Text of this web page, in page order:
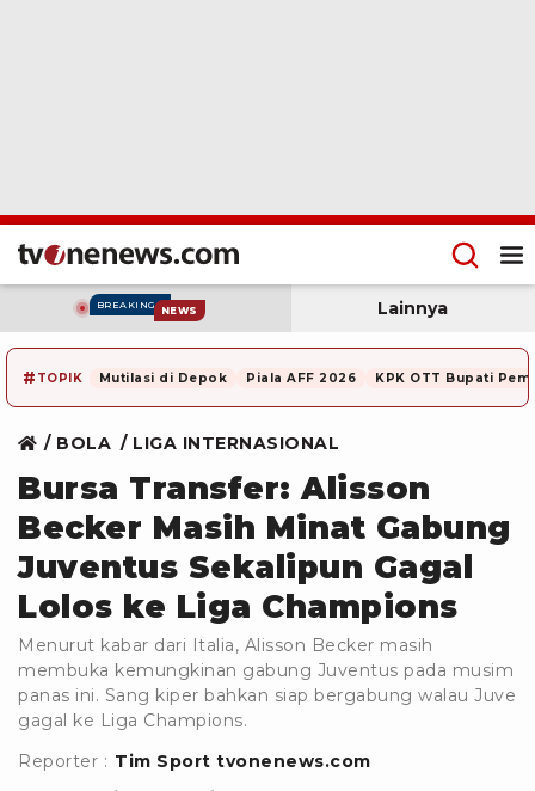
BREAKING NEWS Lainnya
# TOPIK Mutilasi di Depok Piala AFF 2026 KPK OTT Bupati
BOLA LIGA INTERNASIONAL
Bursa Transfer: Alisson
Becker Masih Minat Gabung
Juventus Sekalipun Gagal
Lolos ke Liga Champions
Menurut kabar dari Italia, Alisson Becker masih
membuka kemungkinan gabung Juventus pada musim
panas ini. Sang kiper bahkan siap bergabung walau Juve
gagal ke Liga Champions.
Reporter : Tim Sport tvonenews.com